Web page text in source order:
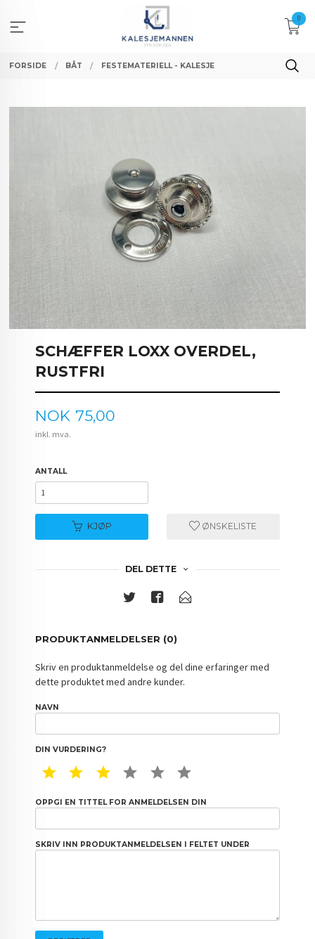
innholdet
0
FORSIDE BÅT FESTEMATERIELL - KALESJE
SCHÆFFER LOXX OVERDEL,
RUSTFRI
Pris
NOK 75,00
inkl. mva.
ANTALL
KJØP ØNSKELISTE
DEL DETTE
PRODUKTANMELDELSER (0)
Skriv en produktanmeldelse og del dine erfaringer med
dette produktet med andre kunder.
NAVN
DIN VURDERING?
1 STAR2 STAR3 STAR4 STAR5 STAR
OPPGI EN TITTEL FOR ANMELDELSEN DIN
SKRIV INN PRODUKTANMELDELSEN I FELTET UNDER